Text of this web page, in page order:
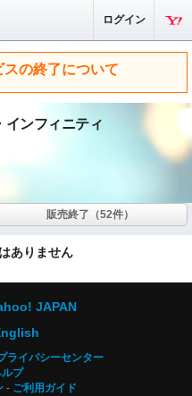
ログイン
スの終了について
ンフィニティ
販売終了（52件）
ありません
JAPAN
ライバシーセンター
プ
ご利用ガイド